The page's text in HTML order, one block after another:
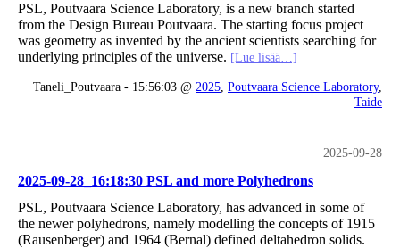
PSL, Poutvaara Science Laboratory, is a new branch started
from the Design Bureau Poutvaara. The starting focus project
was geometry as invented by the ancient scientists searching for
underlying principles of the universe. [Lue lisää…]
Taneli_Poutvaara - 15:56:03 @ 2025, Poutvaara Science Laboratory,
Taide
2025-09-28
2025-09-28_16:18:30 PSL and more Polyhedrons
PSL, Poutvaara Science Laboratory, has advanced in some of
the newer polyhedrons, namely modelling the concepts of 1915
(Rausenberger) and 1964 (Bernal) defined deltahedron solids.